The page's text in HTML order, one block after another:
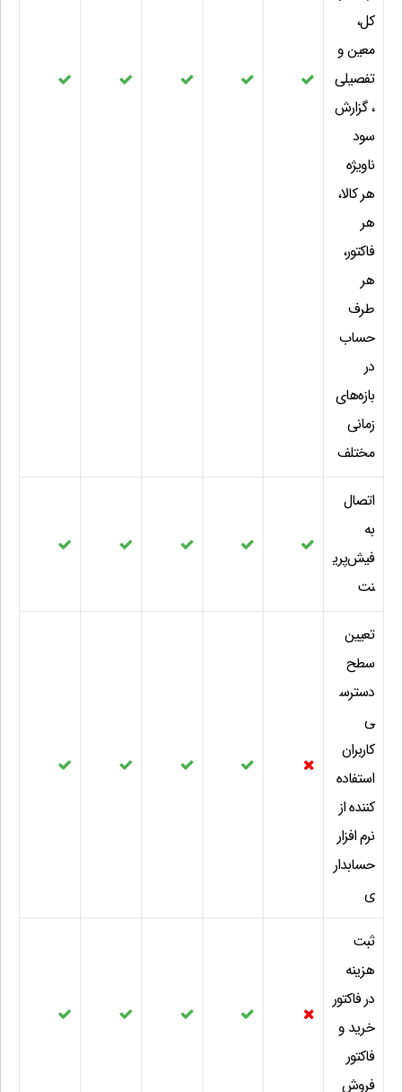
کل،
معین و
تفصیلی
، گزارش
سود
ناویژه
هر کالا،
هر
فاکتور،
هر
طرف
حساب
در
بازه‌های
زمانی
مختلف
اتصال
به
فیش‌پری
نت
تعیین
سطح
دسترس
ی
کاربران
استفاده
کننده از
نرم افزار
حسابدار
ی
ثبت
هزینه
در فاکتور
خرید و
فاکتور
فروش